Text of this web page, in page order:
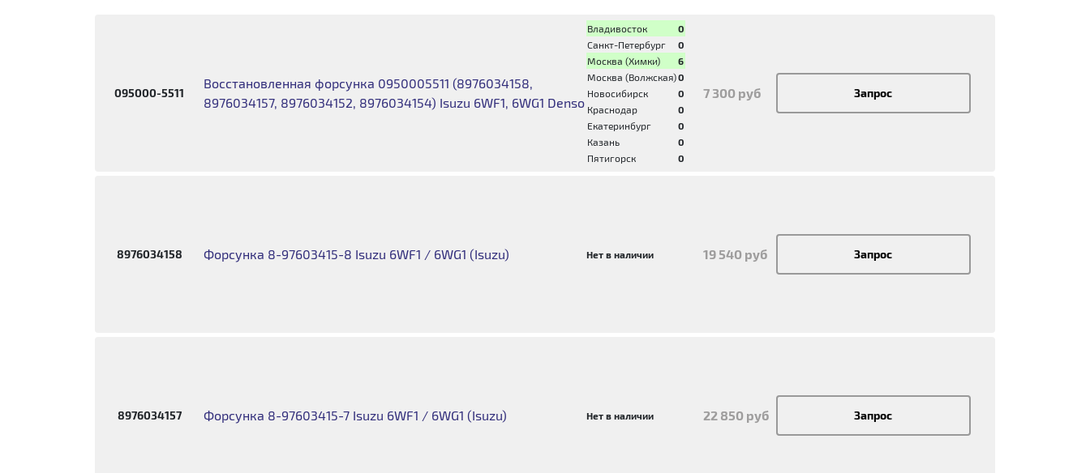
095000-5511
Восстановленная форсунка 0950005511 (8976034158,
8976034157, 8976034152, 8976034154) Isuzu 6WF1, 6WG1 Denso
Владивосток
0
Санкт-Петербург
0
Москва (Химки)
6
Москва (Волжская)0
Новосибирск
0
Краснодар
0
Екатеринбург
0
Казань
0
Пятигорск
0
7 300 руб Запрос
8976034158 Форсунка 8-97603415-8 Isuzu 6WF1 / 6WG1 (Isuzu) Нет в наличии 19 540 руб Запрос
8976034157 Форсунка 8-97603415-7 Isuzu 6WF1 / 6WG1 (Isuzu) Нет в наличии 22 850 руб Запрос